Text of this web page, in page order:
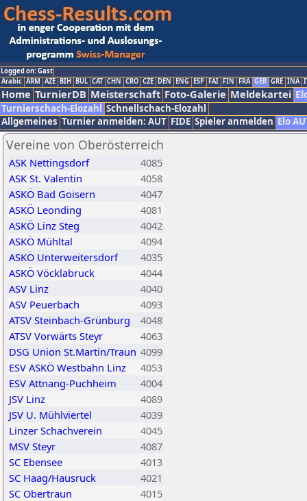
Logged on: Gast
Arabic ARM AZE BIH BUL CAT CHN CRO CZE DEN ENG ESP FAI FIN FRA GER GRE INA
Home TurnierDB Meisterschaft Foto-Galerie Meldekartei
Turnierschach-Elozahl Schnellschach-Elozahl
Allgemeines Turnier anmelden: AUT FIDE Spieler anmelden Elo
Vereine von Oberösterreich
ASK Nettingsdorf
4085
ASK St. Valentin
4058
ASKÖ Bad Goisern
4047
ASKÖ Leonding
4081
ASKÖ Linz Steg
4042
ASKÖ Mühltal
4094
ASKÖ Unterweitersdorf
4035
ASKÖ Vöcklabruck
4044
ASV Linz
4040
ASV Peuerbach
4093
ATSV Steinbach-Grünburg
4048
ATSV Vorwärts Steyr
4063
DSG Union St.Martin/Traun 4099
ESV ASKÖ Westbahn Linz
4053
ESV Attnang-Puchheim
4004
JSV Linz
4089
JSV U. Mühlviertel
4039
Linzer Schachverein
4045
MSV Steyr
4087
SC Ebensee
4013
SC Haag/Hausruck
4021
SC Obertraun
4015